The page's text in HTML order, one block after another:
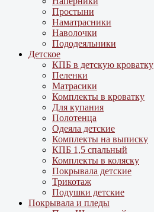
Простыни
Наматрасники
Наволочки
Пододеяльники
Детское
КПБ в детскую кроватку
Пеленки
Матрасики
Комплекты в кроватку
Для купания
Полотенца
Одеяла детские
Комплекты на выписку
КПБ 1,5 спальный
Комплекты в коляску
Покрывала детские
Трикотаж
Подушки детские
Покрывала и пледы